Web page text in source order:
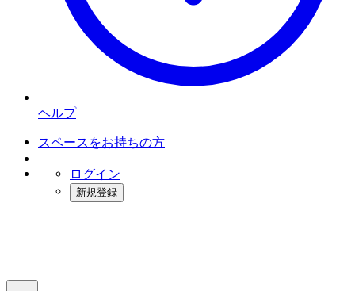
ヘルプ
スペースをお持ちの方
ログイン
新規登録